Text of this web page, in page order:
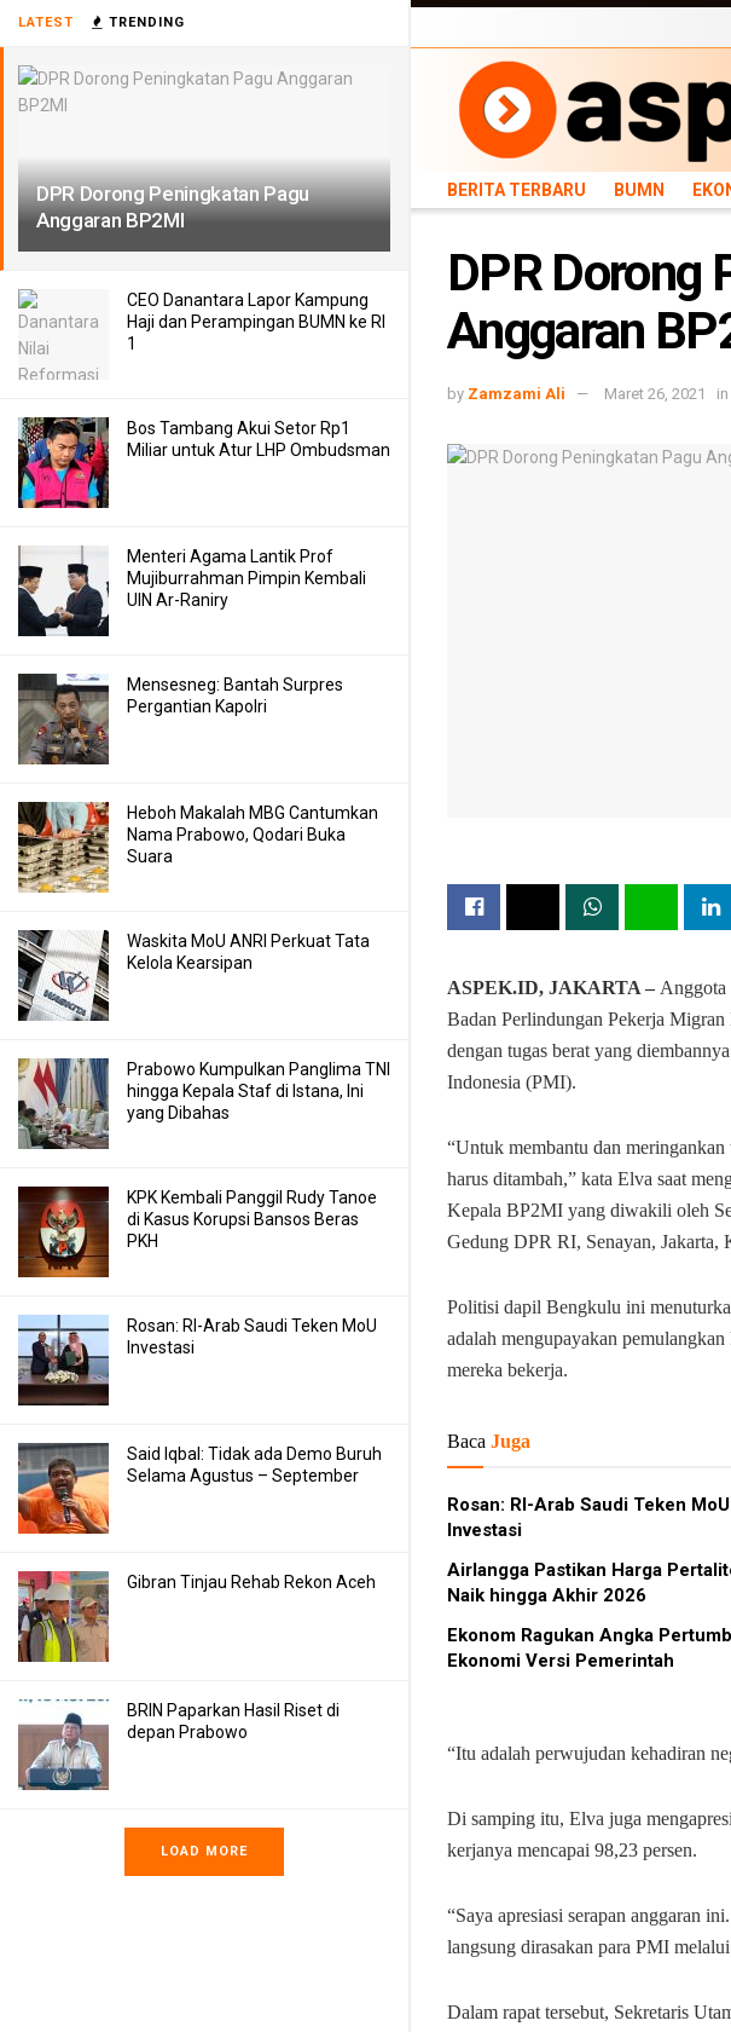
LATEST TRENDING
DPR Dorong Peningkatan Pagu
Anggaran BP2MI
CEO Danantara Lapor Kampung
Haji dan Perampingan BUMN ke RI
1
Bos Tambang Akui Setor Rp1
Miliar untuk Atur LHP Ombudsman
Menteri Agama Lantik Prof
Mujiburrahman Pimpin Kembali
UIN Ar-Raniry
Mensesneg: Bantah Surpres
Pergantian Kapolri
Heboh Makalah MBG Cantumkan
Nama Prabowo, Qodari Buka
Suara
Waskita MoU ANRI Perkuat Tata
Kelola Kearsipan
Prabowo Kumpulkan Panglima TNI
hingga Kepala Staf di Istana, Ini
yang Dibahas
KPK Kembali Panggil Rudy Tanoe
di Kasus Korupsi Bansos Beras
PKH
Rosan: RI-Arab Saudi Teken MoU
Investasi
Said Iqbal: Tidak ada Demo Buruh
Selama Agustus – September
Gibran Tinjau Rehab Rekon Aceh
BRIN Paparkan Hasil Riset di
depan Prabowo
LOAD MORE
BERITA TERBARU BUMN EKONOMI
TEKNOLOGI
BERITA TERBARU BUMN
DPR Dorong
Anggaran
by Zamzami Ali Maret 26, 2021 in
ASPEK.ID, JAKARTA – Anggota
Badan Perlindungan Pekerja
dengan tugas berat yang
Indonesia (PMI).
“Untuk membantu dan
harus ditambah,” kata Elva saat
Kepala BP2MI yang diwakili oleh
Gedung DPR RI, Senayan, Jakarta,
Politisi dapil Bengkulu ini
adalah mengupayakan
mereka bekerja.
Baca Juga
Rosan: RI-Arab Saudi Teken MoU
Investasi
Airlangga Pastikan Harga
Naik hingga Akhir 2026
Ekonom Ragukan Angka
Ekonomi Versi Pemerintah
“Itu adalah perwujudan kehadiran
Di samping itu, Elva juga
kerjanya mencapai 98,23 persen.
“Saya apresiasi serapan anggaran
langsung dirasakan para PMI
Dalam rapat tersebut, Sekretaris